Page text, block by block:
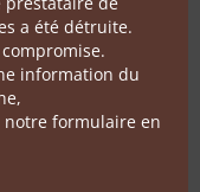
a été détruite.
information du
formulaire en